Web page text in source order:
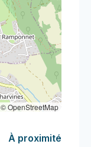
© OpenStreetMap
À proximité